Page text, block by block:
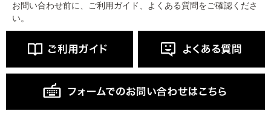
お問い合わせ前に、ご利用ガイド、よくある質問をご確認くださ
い。